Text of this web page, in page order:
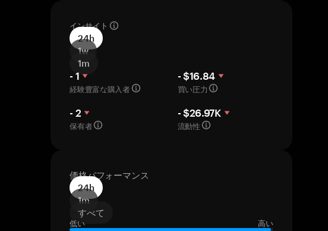
インサイト
24h
1w
1m
- 1
経験豊富な購入者
- $16.84
買い圧力
- 2
保有者
- $26.97K
流動性
価格パフォーマンス
24h
1m
すべて
低い 高い